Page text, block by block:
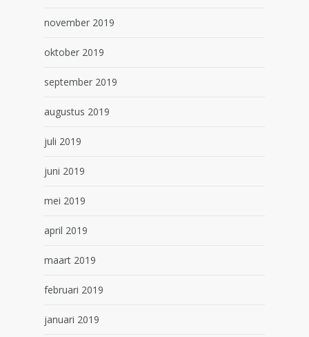
november 2019
oktober 2019
september 2019
augustus 2019
juli 2019
juni 2019
mei 2019
april 2019
maart 2019
februari 2019
januari 2019